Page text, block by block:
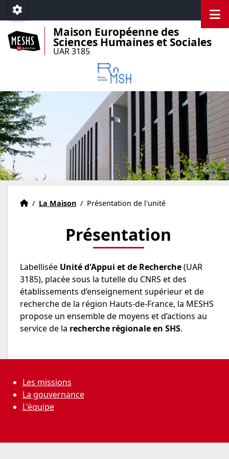
Accéder au menu principal
Accéder au contenu
Paramétrage
Maison Européenne des
Sciences Humaines et Sociales
UAR 3185
Accueil
Accueil
/ La Maison / Présentation de l'unité
Présentation
Labellisée Unité d'Appui et de Recherche(UAR
3185), placée sous la tutelle du CNRS et des
établissements d’enseignement supérieur et de
recherche de la région Hauts-de-France, la MESHS
propose un ensemble de moyens et d’actions au
service de la recherche régionale en SHS.
Les missions
La gouvernance
L'équipe